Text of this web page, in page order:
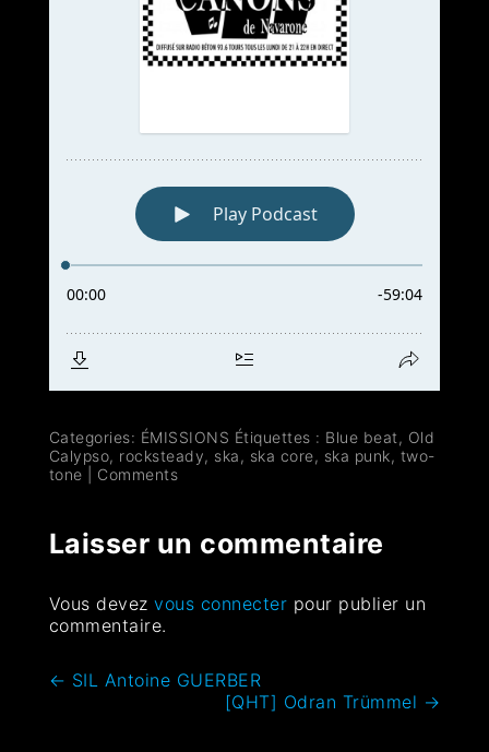
Categories: ÉMISSIONS Étiquettes : Blue beat , Old
Calypso, rocksteady, ska , ska core, ska punk, two-
tone
Comments
Laisser un commentaire
Vous devezvous connecter pour publier un
commentaire.
← SIL Antoine GUERBER
[QHT] Odran Trümmel →